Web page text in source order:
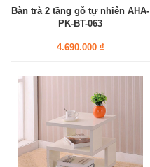
Bàn trà 2 tầng gỗ tự nhiên AHA-
PK-BT-063
4.690.000 ₫